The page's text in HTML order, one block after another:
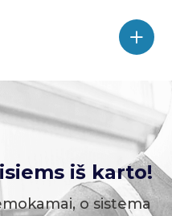
iš karto!
o sistema